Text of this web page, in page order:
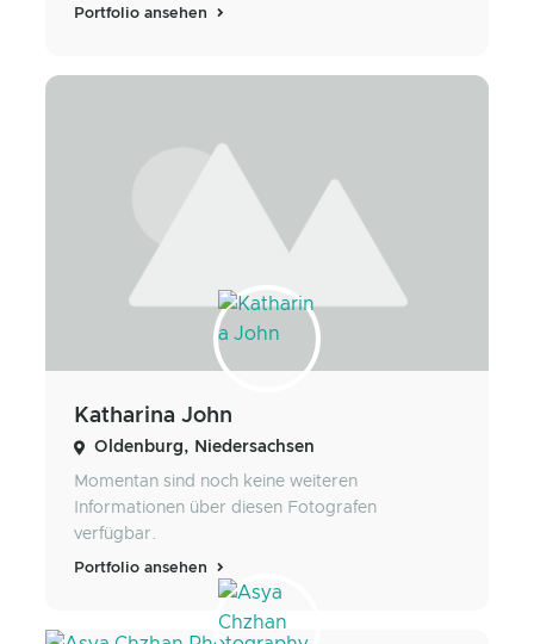
Portfolio ansehen
Katharina John
Oldenburg, Niedersachsen
Momentan sind noch keine weiteren
Informationen über diesen Fotografen
verfügbar.
Portfolio ansehen